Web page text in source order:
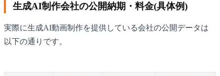
生成AI制作会社の公開納期・料金(具体例)
実際に生成AI動画制作を提供している会社の公開データは
以下の通りです。